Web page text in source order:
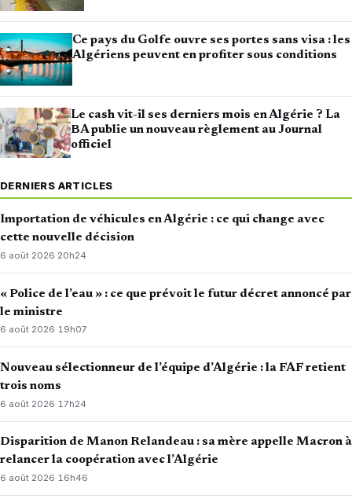
Ce pays du Golfe ouvre ses portes sans visa : les
Algériens peuvent en profiter sous conditions
Le cash vit-il ses derniers mois en Algérie ? La
BA publie un nouveau règlement au Journal
officiel
DERNIERS ARTICLES
Importation de véhicules en Algérie : ce qui change avec
cette nouvelle décision
6 août 2026·20h24
« Police de l’eau » : ce que prévoit le futur décret annoncé par
le ministre
6 août 2026·19h07
Nouveau sélectionneur de l’équipe d’Algérie : la FAF retient
trois noms
6 août 2026· 17h24
Disparition de Manon Relandeau : sa mère appelle Macron à
relancer la coopération avec l’Algérie
6 août 2026·16h46